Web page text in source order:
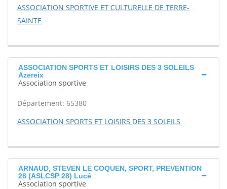
ASSOCIATION SPORTIVE ET CULTURELLE DE TERRE-
SAINTE
ASSOCIATION SPORTS ET LOISIRS DES 3 SOLEILS
Azereix
Association sportive
Département: 65380
ASSOCIATION SPORTS ET LOISIRS DES 3 SOLEILS
ARNAUD, STEVEN LE COQUEN, SPORT, PREVENTION
28 (ASLCSP 28) Lucé
Association sportive